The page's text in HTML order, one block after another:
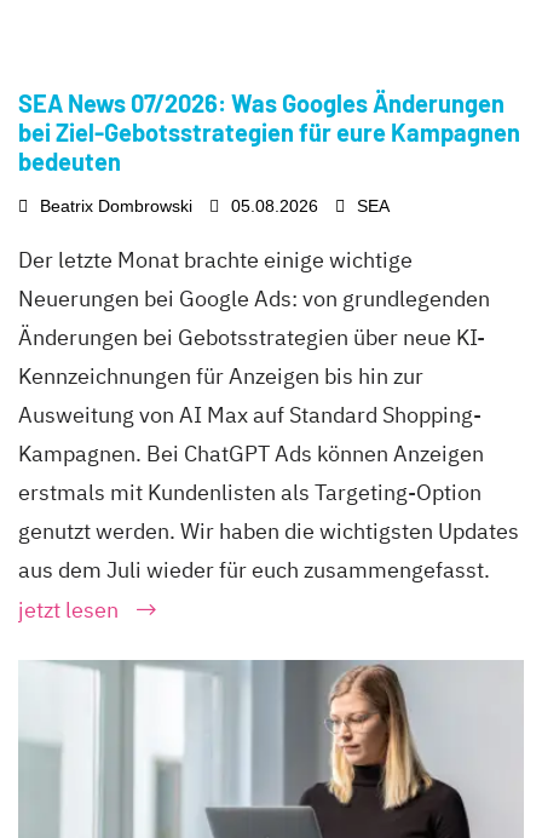
SEA News 07/2026: Was Googles Änderungen
bei Ziel-Gebotsstrategien für eure Kampagnen
bedeuten
Beatrix Dombrowski 05.08.2026 SEA
Der letzte Monat brachte einige wichtige
Neuerungen bei Google Ads: von grundlegenden
Änderungen bei Gebotsstrategien über neue KI-
Kennzeichnungen für Anzeigen bis hin zur
Ausweitung von AI Max auf Standard Shopping-
Kampagnen. Bei ChatGPT Ads können Anzeigen
erstmals mit Kundenlisten als Targeting-Option
genutzt werden. Wir haben die wichtigsten Updates
aus dem Juli wieder für euch zusammengefasst.
jetzt lesen